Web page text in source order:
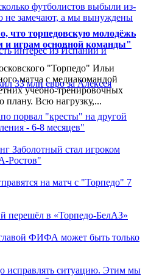
что торпедовскую молодёжь
и играм основной команды"
"Торпедо" Ильи
матча с медиакомандой
учебно-тренировочных
Всю нагрузку,...
футболистов выбыли из-
не замечают, а мы вынуждены
интерес из Испании и
33 млн евро за Алексея
порвал "кресты" на другой
- 6-8 месяцев"
Заболотный стал игроком
Ростов"
на матч с "Торпедо" 7
перешёл в «Торпедо-БелАЗ»
главой ФИФА может быть только
исправлять ситуацию. Этим мы